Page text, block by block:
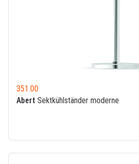
351.00
Abert Sektkühlständer moderne